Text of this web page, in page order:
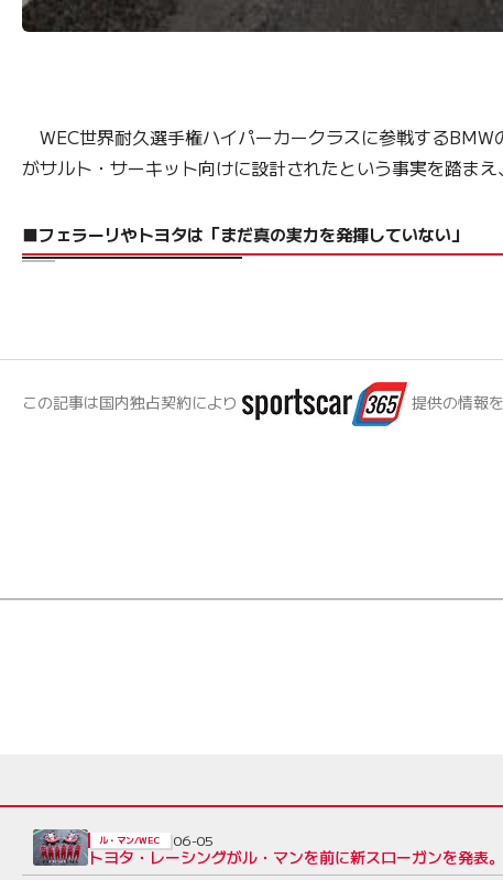
WEC世界耐久選手権ハイパーカークラスに参戦する
がサルト・サーキット向けに設計されたという事実を踏ま
■フェラーリやトヨタは「まだ真の実力を発揮していない」
この記事は国内独占契約により 提供の情報
トヨタ・レーシングがル・マンを前に新スローガンを発表
ル・マン/WEC 06-05